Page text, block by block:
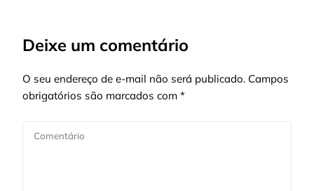
Deixe um comentário
O seu endereço de e-mail não será publicado. Campos
obrigatórios são marcados com *